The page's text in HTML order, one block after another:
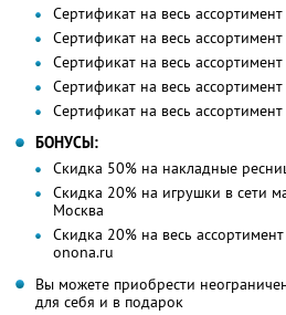
Сертификат на весь ассортимент
Сертификат на весь ассортимент
Сертификат на весь ассортимент
Сертификат на весь ассортимент
Сертификат на весь ассортимент
БОНУСЫ:
Скидка 50% на накладные
Скидка 20% на игрушки в сети
Москва
Скидка 20% на весь
onona.ru
Вы можете приобрести
для себя и в подарок